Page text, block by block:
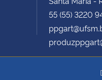
55 (55) 3220